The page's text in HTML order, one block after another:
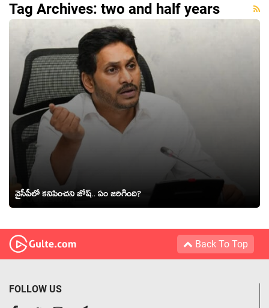
Tag Archives: two and half years
వైసీపీలో క‌నిపించ‌ని జోష్.. ఏం జ‌రిగింది?
Back To Top
FOLLOW US